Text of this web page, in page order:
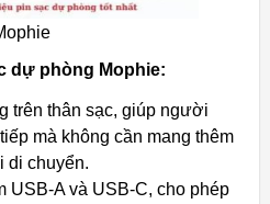
dự phòng Mophie:
trên thân sạc, giúp người
mà không cần mang thêm
di chuyển.
USB-A và USB-C, cho phép